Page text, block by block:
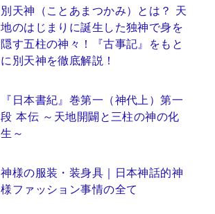
別天神（ことあまつかみ）とは？ 天
地のはじまりに誕生した独神で身を
隠す五柱の神々！『古事記』をもと
に別天神を徹底解説！
『日本書紀』巻第一（神代上）第一
段 本伝 ～天地開闢と三柱の神の化
生～
神様の服装・装身具｜日本神話的神
様ファッション事情の全て